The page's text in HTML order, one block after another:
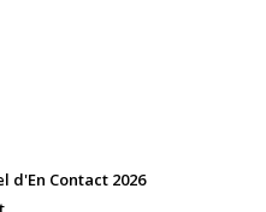
Contact 2026